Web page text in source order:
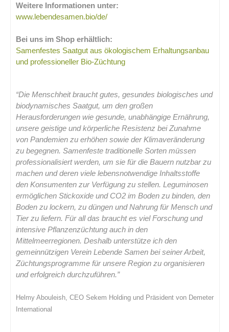
Weitere Informationen unter:
www.lebendesamen.bio/de/
Bei uns im Shop erhältlich:
Samenfestes Saatgut aus ökologischem Erhaltungsanbau
und professioneller Bio-Züchtung
“Die Menschheit braucht gutes, gesundes biologisches und
biodynamisches Saatgut, um den großen
Herausforderungen wie gesunde, unabhängige Ernährung,
unsere geistige und körperliche Resistenz bei Zunahme
von Pandemien zu erhöhen sowie der Klimaveränderung
zu begegnen. Samenfeste traditionelle Sorten müssen
professionalisiert werden, um sie für die Bauern nutzbar zu
machen und deren viele lebensnotwendige Inhaltsstoffe
den Konsumenten zur Verfügung zu stellen. Leguminosen
ermöglichen Stickoxide und CO2 im Boden zu binden, den
Boden zu lockern, zu düngen und Nahrung für Mensch und
Tier zu liefern. Für all das braucht es viel Forschung und
intensive Pflanzenzüchtung auch in den
Mittelmeerregionen. Deshalb unterstütze ich den
gemeinnützigen Verein Lebende Samen bei seiner Arbeit,
Züchtungsprogramme für unsere Region zu organisieren
und erfolgreich durchzuführen.”
Helmy Abouleish, CEO Sekem Holding und Präsident von Demeter
International